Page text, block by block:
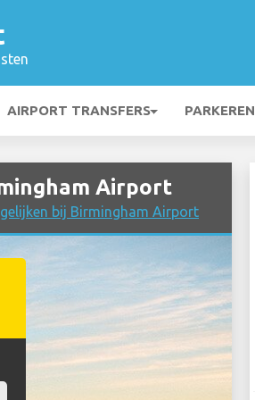
AIRPORT TRANSFERS PARKEREN
Airport
bij Birmingham Airport